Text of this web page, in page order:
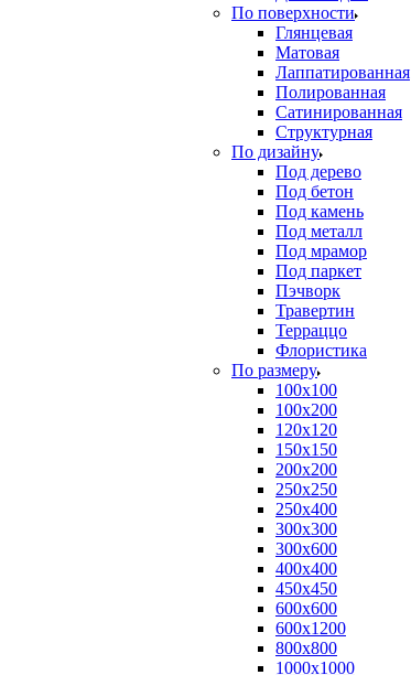
По поверхности
Глянцевая
Матовая
Лаппатированная
Полированная
Сатинированная
Структурная
По дизайну
Под дерево
Под бетон
Под камень
Под металл
Под мрамор
Под паркет
Пэчворк
Травертин
Терраццо
Флористика
По размеру
100х100
100х200
120х120
150х150
200х200
250х250
250х400
300х300
300х600
400х400
450х450
600х600
600х1200
800х800
1000х1000